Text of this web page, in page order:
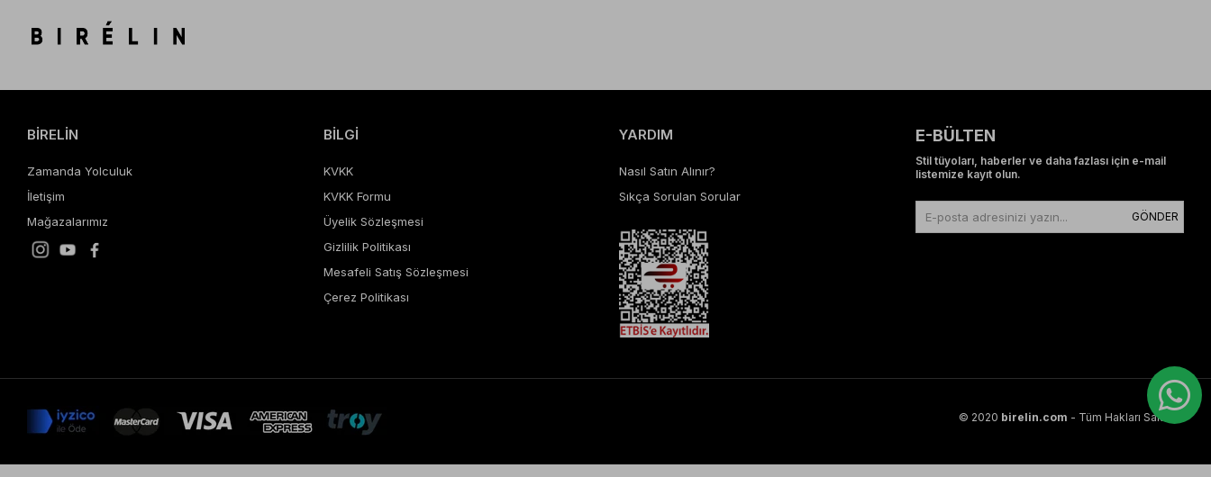
BİRELİN
Zamanda Yolculuk
İletişim
Mağazalarımız
BİLGİ
KVKK
KVKK Formu
Üyelik Sözleşmesi
Gizlilik Politikası
Mesafeli Satış Sözleşmesi
Çerez Politikası
YARDIM
Nasıl Satın Alınır?
Sıkça Sorulan Sorular
E-BÜLTEN
Stil tüyoları, haberler ve daha fazlası için e-mail
listemize kayıt olun.
GÖNDER
© 2020 birelin.com - Tüm Hakları Saklıdır.